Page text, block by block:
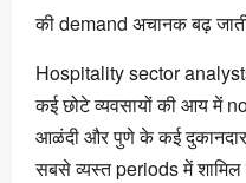
की demand अचानक बढ़
Hospitality sector
कई छोटे व्यवसायों की आय में
आळंदी और पुणे के कई
सबसे व्यस्त periods में शामिल